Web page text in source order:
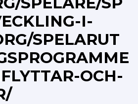
I-
SPELARUT
OCH-